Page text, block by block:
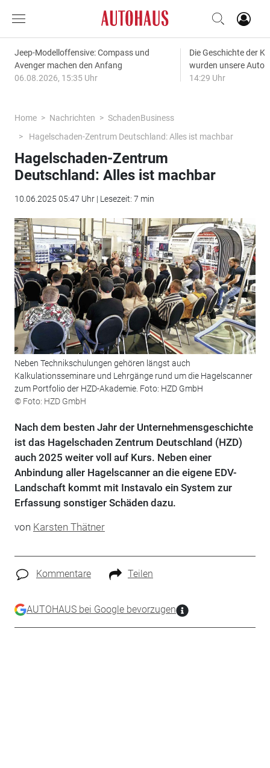
Jeep-Modelloffensive: Compass und
Avenger machen den Anfang
06.08.2026, 15:35 Uhr
Die Geschichte der
wurden unsere
14:29 Uhr
Home Nachrichten
SchadenBusiness
Hagelschaden-Zentrum Deutschland: Alles ist machbar
Hagelschaden-Zentrum
Deutschland: Alles ist machbar
10.06.2025 05:47 Uhr | Lesezeit: 7 min
Neben Technikschulungen gehören längst auch
Kalkulationsseminare und Lehrgänge rund um die Hagelscanner
zum Portfolio der HZD-Akademie. Foto: HZD GmbH
© Foto: HZD GmbH
Nach dem besten Jahr der Unternehmensgeschichte
ist das Hagelschaden Zentrum Deutschland (HZD)
auch 2025 weiter voll auf Kurs. Neben einer
Anbindung aller Hagelscanner an die eigene EDV-
Landschaft kommt mit Instavalo ein System zur
Erfassung sonstiger Schäden dazu.
von Karsten Thätner
Kommentare Teilen
AUTOHAUS bei Google bevorzugen